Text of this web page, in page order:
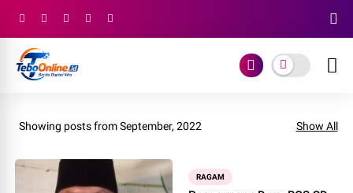
Showing posts from September, 2022 Show All
RAGAM